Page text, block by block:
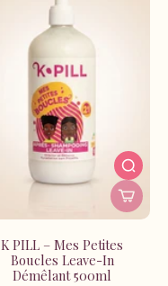
K PILL – Mes Petites
Boucles Leave-In
Démêlant 500ml